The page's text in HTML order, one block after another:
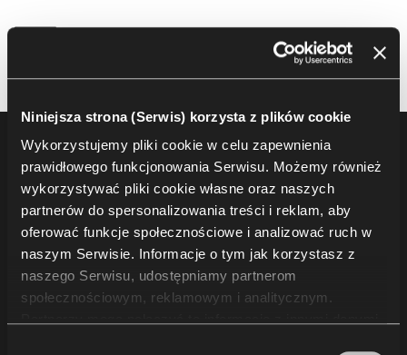
Niniejsza strona (Serwis) korzysta z plików cookie
Wykorzystujemy pliki cookie w celu zapewnienia
prawidłowego funkcjonowania Serwisu. Możemy również
wykorzystywać pliki cookie własne oraz naszych
partnerów do spersonalizowania treści i reklam, aby
oferować funkcje społecznościowe i analizować ruch w
naszym Serwisie. Informacje o tym jak korzystasz z
naszego Serwisu, udostępniamy partnerom
społecznościowym, reklamowym i analitycznym.
Footer
Produkty
Fotele i krzesła audytoryjne
Trybuny i rozwiązania dla widowni
Krzesła i fotele sportowe
Inne